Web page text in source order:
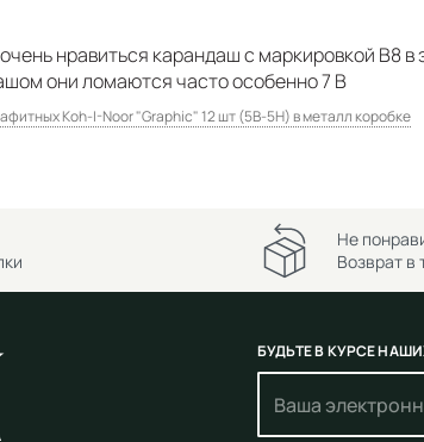
нравиться карандаш с маркировкой B8
они ломаются часто особенно 7 B
Koh-I-Noor "Graphic" 12 шт (5В-5Н) в металл коробке
Не
Возврат в
БУДЬТЕ В КУРСЕ